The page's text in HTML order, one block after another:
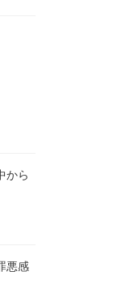
から
悪感